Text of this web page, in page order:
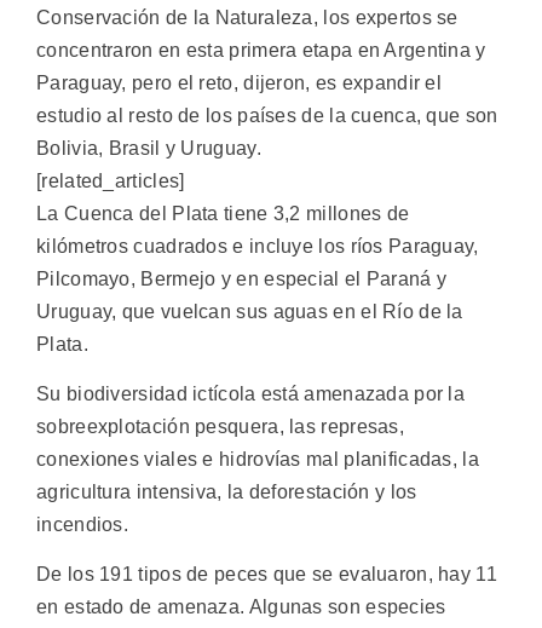
Conservación de la Naturaleza, los expertos se
concentraron en esta primera etapa en Argentina y
Paraguay, pero el reto, dijeron, es expandir el
estudio al resto de los países de la cuenca, que son
Bolivia, Brasil y Uruguay.
[related_articles]
La Cuenca del Plata tiene 3,2 millones de
kilómetros cuadrados e incluye los ríos Paraguay,
Pilcomayo, Bermejo y en especial el Paraná y
Uruguay, que vuelcan sus aguas en el Río de la
Plata.
Su biodiversidad ictícola está amenazada por la
sobreexplotación pesquera, las represas,
conexiones viales e hidrovías mal planificadas, la
agricultura intensiva, la deforestación y los
incendios.
De los 191 tipos de peces que se evaluaron, hay 11
en estado de amenaza. Algunas son especies